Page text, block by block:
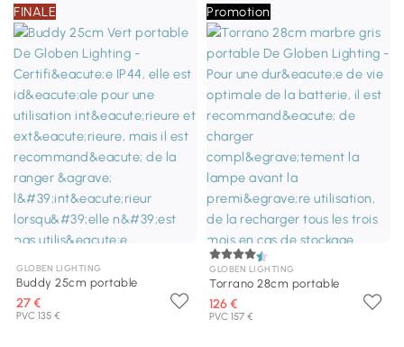
FINALE
GLOBEN LIGHTING
Buddy 25cm portable
27 €
PVC 135 €
Promotion
GLOBEN LIGHTING
Torrano 28cm portable
126 €
PVC 157 €